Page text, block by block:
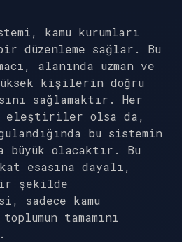
kamu kurumları
düzenleme sağlar. Bu
alanında uzman ve
kişilerin doğru
sağlamaktır. Her
eleştiriler olsa da,
bu sistemin
büyük olacaktır. Bu
esasına dayalı,
şekilde
sadece kamu
tamamını